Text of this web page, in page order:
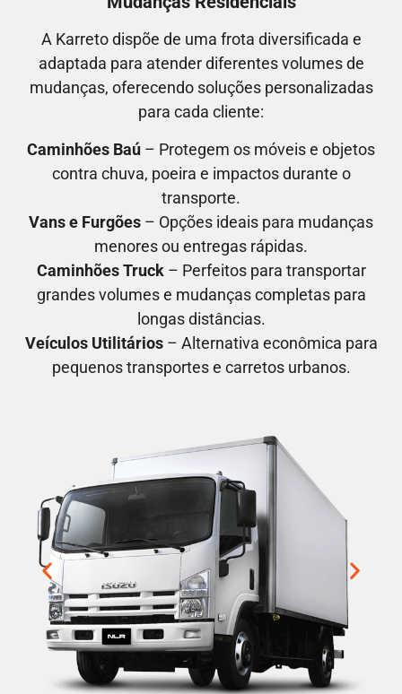
A Karreto dispõe de uma frota diversificada e
adaptada para atender diferentes volumes de
mudanças, oferecendo soluções personalizadas
para cada cliente:
Caminhões Baú – Protegem os móveis e objetos
contra chuva, poeira e impactos durante o
transporte.
Vans e Furgões – Opções ideais para mudanças
menores ou entregas rápidas.
Caminhões Truck– Perfeitos para transportar
grandes volumes e mudanças completas para
longas distâncias.
Veículos Utilitários– Alternativa econômica para
pequenos transportes e carretos urbanos.